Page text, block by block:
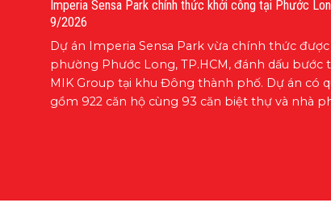
Imperia Sensa Park chính thức khởi công tại Phước
9/2026
Dự án Imperia Sensa Park vừa chính thức
phường Phước Long, TP.HCM, đánh dấu bước
MIK Group tại khu Đông thành phố. Dự án có
gồm 922 căn hộ cùng 93 căn biệt thự và nhà